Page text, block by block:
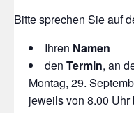
Bitte sprechen Sie auf
Ihren Namen
denTermin, an
Montag, 29.
jeweils von 8.00 Uhr